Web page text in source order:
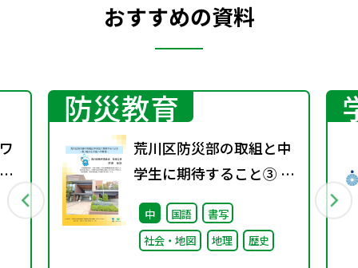
おすすめの資料
防災教育
荒川区防災部の取組と中
学生に期待すること③ ～
取り組みと今後への期待
～
中 国語
書写
社会・地図
地理 歴史